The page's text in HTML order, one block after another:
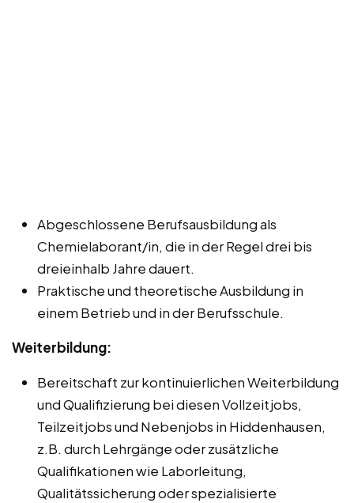
Abgeschlossene Berufsausbildung als
Chemielaborant/in, die in der Regel drei bis
dreieinhalb Jahre dauert.
Praktische und theoretische Ausbildung in
einem Betrieb und in der Berufsschule.
Weiterbildung:
Bereitschaft zur kontinuierlichen Weiterbildung
und Qualifizierung bei diesen Vollzeitjobs,
Teilzeitjobs und Nebenjobs in Hiddenhausen,
z.B. durch Lehrgänge oder zusätzliche
Qualifikationen wie Laborleitung,
Qualitätssicherung oder spezialisierte